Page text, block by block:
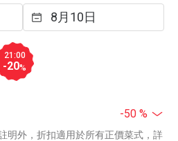
21:00
-20%
-50 %
明外，折扣適用於所有正價菜式，詳